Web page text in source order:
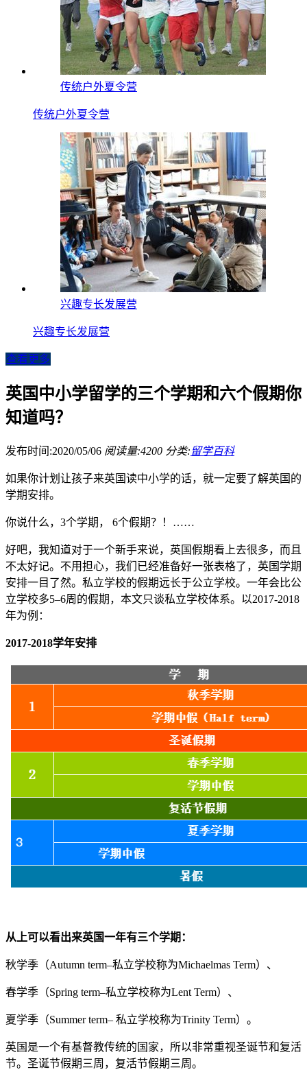
传统户外夏令营
传统户外夏令营
兴趣专长发展营
兴趣专长发展营
查看更多
英国中小学留学的三个学期和六个假期你
知道吗？
发布时间:2020/05/06 阅读量:4200 分类: 留学百科
如果你计划让孩子来英国读中小学的话，就一定要了解英国的
学期安排。
你说什么，3个学期， 6个假期？！……
好吧，我知道对于一个新手来说，英国假期看上去很多，而且
不太好记。不用担心，我们已经准备好一张表格了，英国学期
安排一目了然。私立学校的假期远长于公立学校。一年会比公
立学校多5–6周的假期，本文只谈私立学校体系。以2017-2018
年为例：
2017-2018学年安排
从上可以看出来英国一年有三个学期：
秋学季（Autumn term–私立学校称为Michaelmas Term）、
春学季（Spring term–私立学校称为Lent Term）、
夏学季（Summer term– 私立学校称为Trinity Term）。
英国是一个有基督教传统的国家，所以非常重视圣诞节和复活
节。圣诞节假期三周，复活节假期三周。